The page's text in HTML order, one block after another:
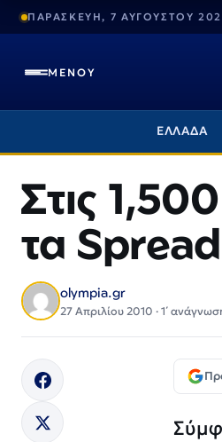
ΠΑΡΑΣΚΕΥΗ, 7 ΑΥΓΟΥΣΤΟΥ
ΜΕΝΟΥ
ΕΛΛΑΔΑ
Στις
τα
olympia.gr
27 Απριλίου 2010 · 1΄